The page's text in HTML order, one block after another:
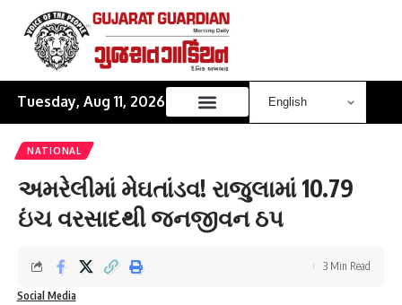
Tuesday, Aug 11, 2026
NATIONAL
અમરેલીમાં મેઘતાંડવ! રાજુલામાં 10.79
ઇંચ વરસાદથી જનજીવન ઠપ
Social Media
3 Min Read